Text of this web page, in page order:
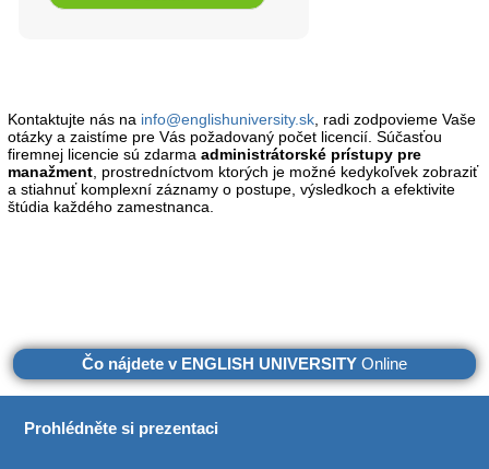
Kontaktujte nás na info@englishuniversity.sk , radi zodpovieme Vaše
otázky a zaistíme pre Vás požadovaný počet licencií. Súčasťou
firemnej licencie sú zdarma administrátorské prístupy pre
manažment , prostredníctvom ktorých je možné kedykoľvek zobraziť
a stiahnuť komplexní záznamy o postupe, výsledkoch a efektivite
štúdia každého zamestnanca.
Čo nájdete v ENGLISH UNIVERSITY Online
Prohlédněte si prezentaci